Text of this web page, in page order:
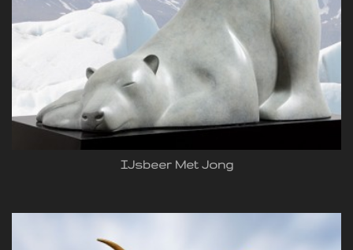
IJsbeer Met Jong